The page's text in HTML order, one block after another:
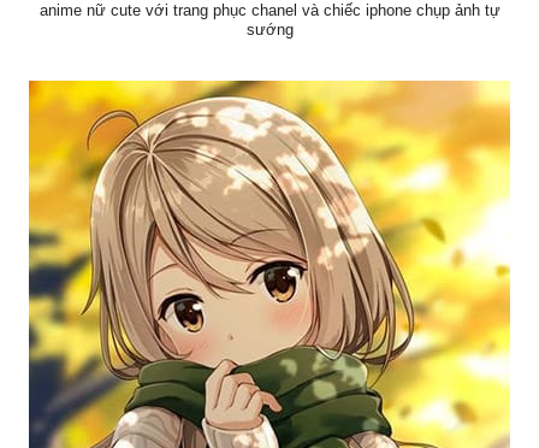
anime nữ cute với trang phục chanel và chiếc iphone chụp ảnh tự
sướng